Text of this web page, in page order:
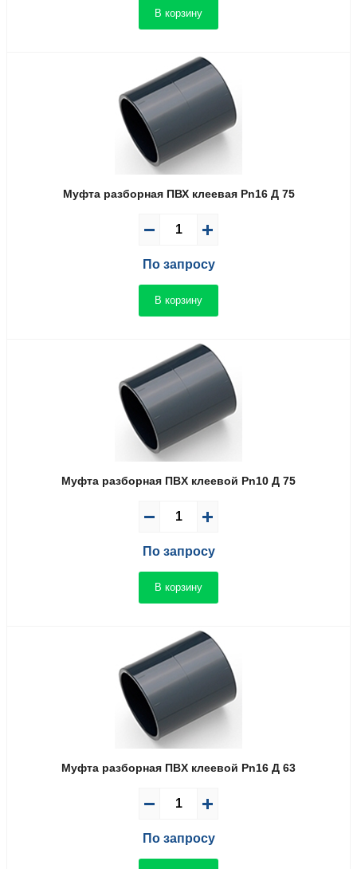
В корзину
Муфта разборная ПВХ клеевая Pn16 Д 75
По запросу
В корзину
Муфта разборная ПВX клеевой Pn10 Д 75
По запросу
В корзину
Муфта разборная ПВX клеевой Pn16 Д 63
По запросу